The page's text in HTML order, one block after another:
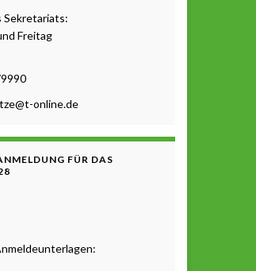
Freitag
online.de
FÜR DAS